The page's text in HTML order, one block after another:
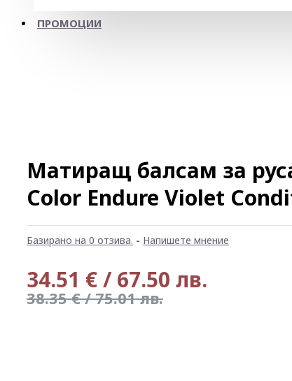
ПРОМОЦИИ
Матиращ балсам за
Color Endure Violet
Базирано на 0 отзива. - Напишете мнение
34.51 € / 67.50 лв.
38.35 € / 75.01 лв.